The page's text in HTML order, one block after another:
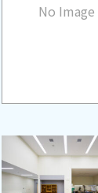
No Image